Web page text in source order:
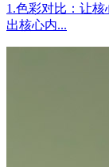
1.色彩对比：让
出核心内...